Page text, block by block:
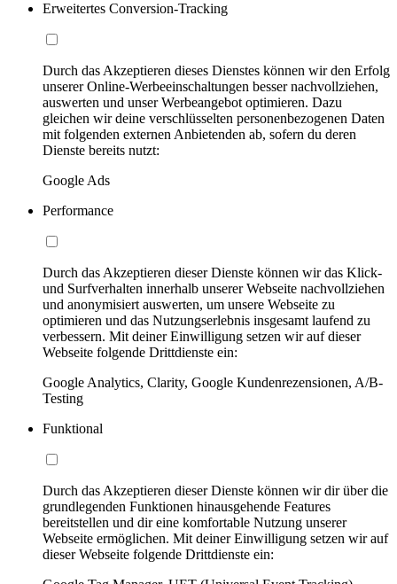
Erweitertes Conversion-Tracking
Durch das Akzeptieren dieses Dienstes können wir den Erfolg
unserer Online-Werbeeinschaltungen besser nachvollziehen,
auswerten und unser Werbeangebot optimieren. Dazu
gleichen wir deine verschlüsselten personenbezogenen Daten
mit folgenden externen Anbietenden ab, sofern du deren
Dienste bereits nutzt:
Google Ads
Performance
Durch das Akzeptieren dieser Dienste können wir das Klick-
und Surfverhalten innerhalb unserer Webseite nachvollziehen
und anonymisiert auswerten, um unsere Webseite zu
optimieren und das Nutzungserlebnis insgesamt laufend zu
verbessern. Mit deiner Einwilligung setzen wir auf dieser
Webseite folgende Drittdienste ein:
Google Analytics, Clarity, Google Kundenrezensionen, A/B-
Testing
Funktional
Durch das Akzeptieren dieser Dienste können wir dir über die
grundlegenden Funktionen hinausgehende Features
bereitstellen und dir eine komfortable Nutzung unserer
Webseite ermöglichen. Mit deiner Einwilligung setzen wir auf
dieser Webseite folgende Drittdienste ein: